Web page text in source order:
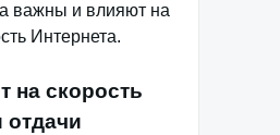
важны и влияют на
Интернета.
на скорость
отдачи